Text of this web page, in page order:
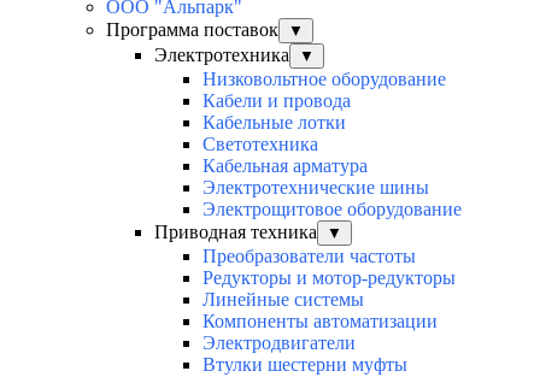
ООО "Альпарк"
Программа поставок
▼
Электротехника ▼
Низковольтное оборудование
Кабели и провода
Кабельные лотки
Светотехника
Кабельная арматура
Электротехнические шины
Электрощитовое оборудование
Приводная техника
▼
Преобразователи частоты
Редукторы и мотор-редукторы
Линейные системы
Компоненты автоматизации
Электродвигатели
Втулки шестерни муфты